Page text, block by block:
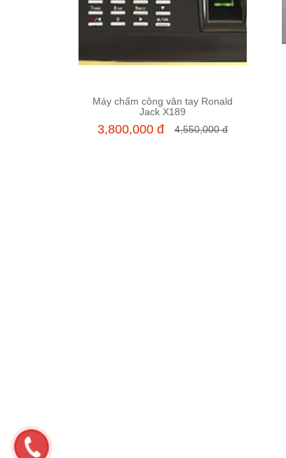
Thêm vào giỏ hàng
Máy chấm công vân tay Ronald
Jack X189
3,800,000 đ 4,550,000 đ